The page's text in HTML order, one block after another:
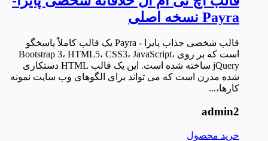
Payra نسخه اصلی
قالب شخصی جذاب پایرا - Payra یک قالب کاملاً پاسخگو
است که بر روی Bootstrap 3، HTML5، CSS3، JavaScript،
jQuery ساخته شده است. این یک قالب HTML دستکاری
شده مدرن است که می تواند برای الگوهای وب سایت نمونه
کارها،...
admin2
خرید محصول